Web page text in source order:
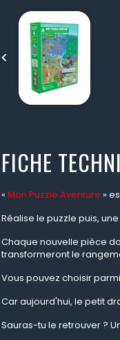

FICHE
« Mon Puzzle Aventure »
Réalise le puzzle puis,
Chaque nouvelle pièce
transformeront le
Vous pouvez choisir
Car aujourd'hui, le petit
Sauras-tu le retrouver ?